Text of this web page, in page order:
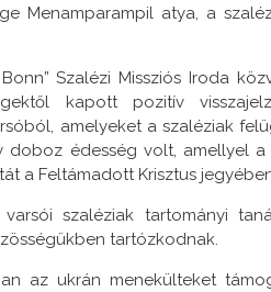
Menamparampil atya, a
Szalézi Missziós Iroda
kapott pozitív
amelyeket a szaléziak
doboz édesség volt, amellyel
a Feltámadott Krisztus
szaléziak tartományi
tartózkodnak.
az ukrán menekülteket